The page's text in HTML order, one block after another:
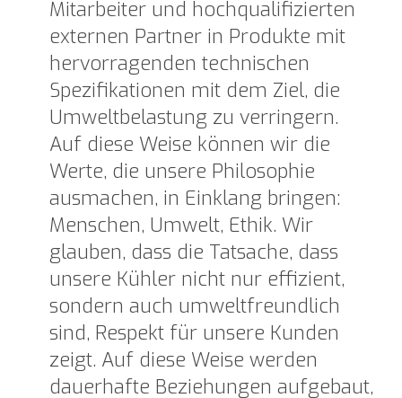
Mitarbeiter und hochqualifizierten
externen Partner in Produkte mit
hervorragenden technischen
Spezifikationen mit dem Ziel, die
Umweltbelastung zu verringern.
Auf diese Weise können wir die
Werte, die unsere Philosophie
ausmachen, in Einklang bringen:
Menschen, Umwelt, Ethik. Wir
glauben, dass die Tatsache, dass
unsere Kühler nicht nur effizient,
sondern auch umweltfreundlich
sind, Respekt für unsere Kunden
zeigt. Auf diese Weise werden
dauerhafte Beziehungen aufgebaut,